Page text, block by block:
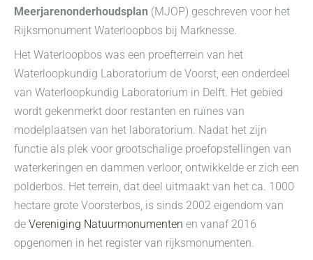
Meerjarenonderhoudsplan (MJOP) geschreven voor het
Rijksmonument Waterloopbos bij Marknesse.
Het Waterloopbos was een proefterrein van het
Waterloopkundig Laboratorium de Voorst, een onderdeel
van Waterloopkundig Laboratorium in Delft. Het gebied
wordt gekenmerkt door restanten en ruïnes van
modelplaatsen van het laboratorium. Nadat het zijn
functie als plek voor grootschalige proefopstellingen van
waterkeringen en dammen verloor, ontwikkelde er zich een
polderbos. Het terrein, dat deel uitmaakt van het ca. 1000
hectare grote Voorsterbos, is sinds 2002 eigendom van
de Vereniging Natuurmonumenten en vanaf 2016
opgenomen in het register van rijksmonumenten.